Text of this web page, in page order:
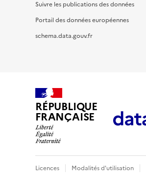
Suivre les publications des données
Portail des données européennes
schema.data.gouv.fr
RÉPUBLIQUE
FRANÇAISE
Licences Modalités d'utilisation